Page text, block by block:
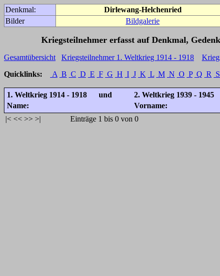
Denkmal:
Dirlewang-Helchenried
Bilder
Bildgalerie
Kriegsteilnehmer erfasst auf Denkmal,
Gesamtübersicht Kriegsteilnehmer 1. Weltkrieg 1914 - 1918
Quicklinks:
A B C D E F G H I J K L M N O P Q R S
1. Weltkrieg 1914 - 1918 und
2. Weltkrieg 1939 - 1945
Name:
Vorname:
|< << >> >| Einträge 1 bis 0 von 0